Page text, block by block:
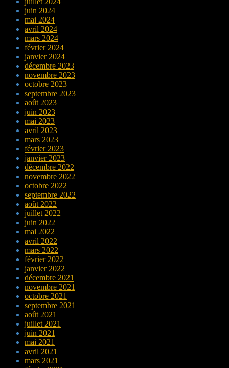
juin 2024
mai 2024
avril 2024
mars 2024
février 2024
janvier 2024
décembre 2023
novembre 2023
octobre 2023
septembre 2023
août 2023
juin 2023
mai 2023
avril 2023
mars 2023
février 2023
janvier 2023
décembre 2022
novembre 2022
octobre 2022
septembre 2022
août 2022
juillet 2022
juin 2022
mai 2022
avril 2022
mars 2022
février 2022
janvier 2022
décembre 2021
novembre 2021
octobre 2021
septembre 2021
août 2021
juillet 2021
juin 2021
mai 2021
avril 2021
mars 2021